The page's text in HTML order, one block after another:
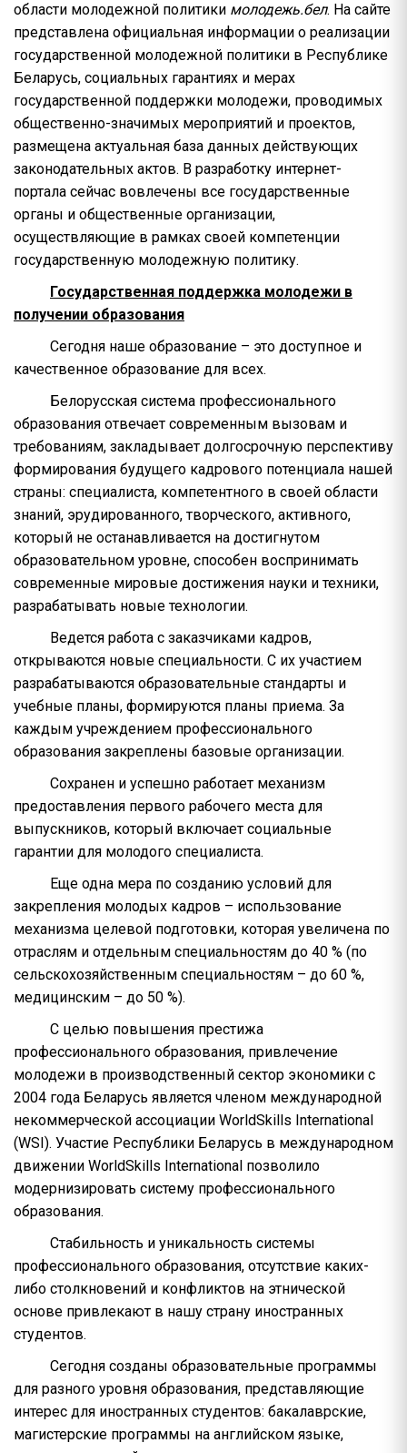
области молодежной политики молодежь.бел. На сайте
представлена официальная информации о реализации
государственной молодежной политики в Республике
Беларусь, социальных гарантиях и мерах
государственной поддержки молодежи, проводимых
общественно-значимых мероприятий и проектов,
размещена актуальная база данных действующих
законодательных актов. В разработку интернет-
портала сейчас вовлечены все государственные
органы и общественные организации,
осуществляющие в рамках своей компетенции
государственную молодежную политику.
Государственная поддержка молодежи в
получении образования
Сегодня наше образование – это доступное и
качественное образование для всех.
Белорусская система профессионального
образования отвечает современным вызовам и
требованиям, закладывает долгосрочную перспективу
формирования будущего кадрового потенциала нашей
страны: специалиста, компетентного в своей области
знаний, эрудированного, творческого, активного,
который не останавливается на достигнутом
образовательном уровне, способен воспринимать
современные мировые достижения науки и техники,
разрабатывать новые технологии.
Ведется работа с заказчиками кадров,
открываются новые специальности. С их участием
разрабатываются образовательные стандарты и
учебные планы, формируются планы приема. За
каждым учреждением профессионального
образования закреплены базовые организации.
Сохранен и успешно работает механизм
предоставления первого рабочего места для
выпускников, который включает социальные
гарантии для молодого специалиста.
Еще одна мера по созданию условий для
закрепления молодых кадров – использование
механизма целевой подготовки, которая увеличена по
отраслям и отдельным специальностям до 40 % (по
сельскохозяйственным специальностям – до 60 %,
медицинским – до 50 %).
С целью повышения престижа
профессионального образования, привлечение
молодежи в производственный сектор экономики с
2004 года Беларусь является членом международной
некоммерческой ассоциации WorldSkills International
(WSI). Участие Республики Беларусь в международном
движении WorldSkills International позволило
модернизировать систему профессионального
образования.
Стабильность и уникальность системы
профессионального образования, отсутствие каких-
либо столкновений и конфликтов на этнической
основе привлекают в нашу страну иностранных
студентов.
Сегодня созданы образовательные программы
для разного уровня образования, представляющие
интерес для иностранных студентов: бакалаврские,
магистерские программы на английском языке,